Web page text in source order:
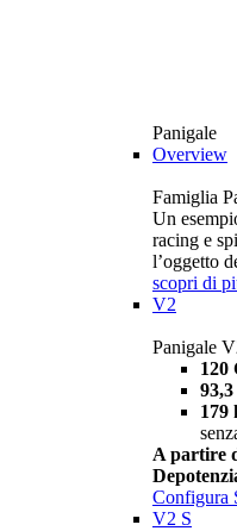
Panigale
Overview
Famiglia
Un
racing e
l’oggetto
scopri di
V2
Panigale
120
179
A partire
Configura
V2 S